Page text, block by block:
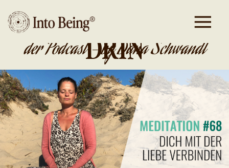
DA IST GOLD
DRIN
der Podcast - by Dana Schwandt